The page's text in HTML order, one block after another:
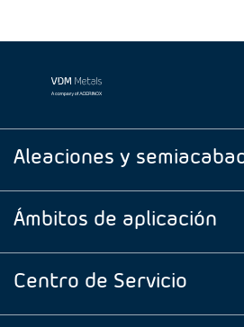
Aleaciones y
Ámbitos de aplicación
Centro de Servicio